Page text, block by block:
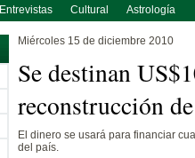
Entrevistas Cultural Astrología
Miércoles 15 de diciembre 2010
Se destinan
reconstrucción
El dinero se usará para financiar
del país.